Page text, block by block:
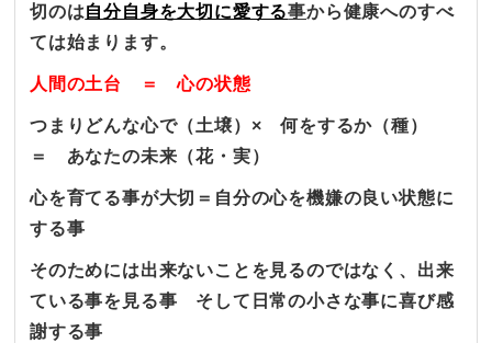
切のは自分自身を大切に愛する事から健康へのすべ
ては始まります。
人間の土台 ＝ 心の状態
つまりどんな心で（土壌）× 何をするか（種）
＝ あなたの未来（花・実）
心を育てる事が大切＝自分の心を機嫌の良い状態に
する事
そのためには出来ないことを見るのではなく、出来
ている事を見る事 そして日常の小さな事に喜び感
謝する事